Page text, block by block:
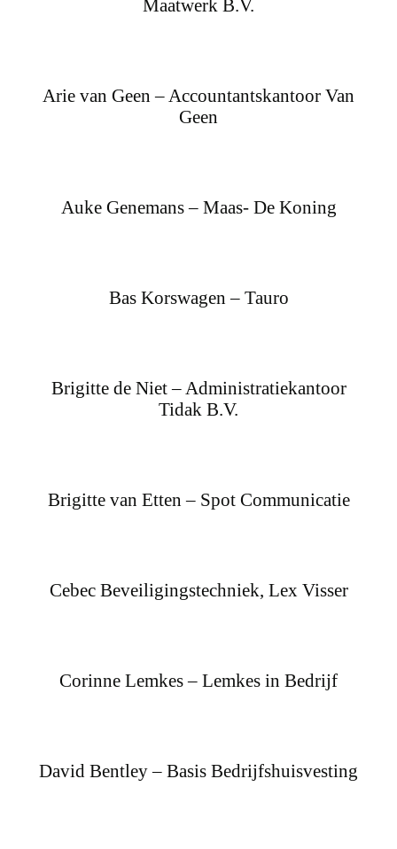
Maatwerk B.V.
Arie van Geen – Accountantskantoor Van
Geen
Auke Genemans – Maas- De Koning
Bas Korswagen – Tauro
Brigitte de Niet – Administratiekantoor
Tidak B.V.
Brigitte van Etten – Spot Communicatie
Cebec Beveiligingstechniek, Lex Visser
Corinne Lemkes – Lemkes in Bedrijf
David Bentley – Basis Bedrijfshuisvesting